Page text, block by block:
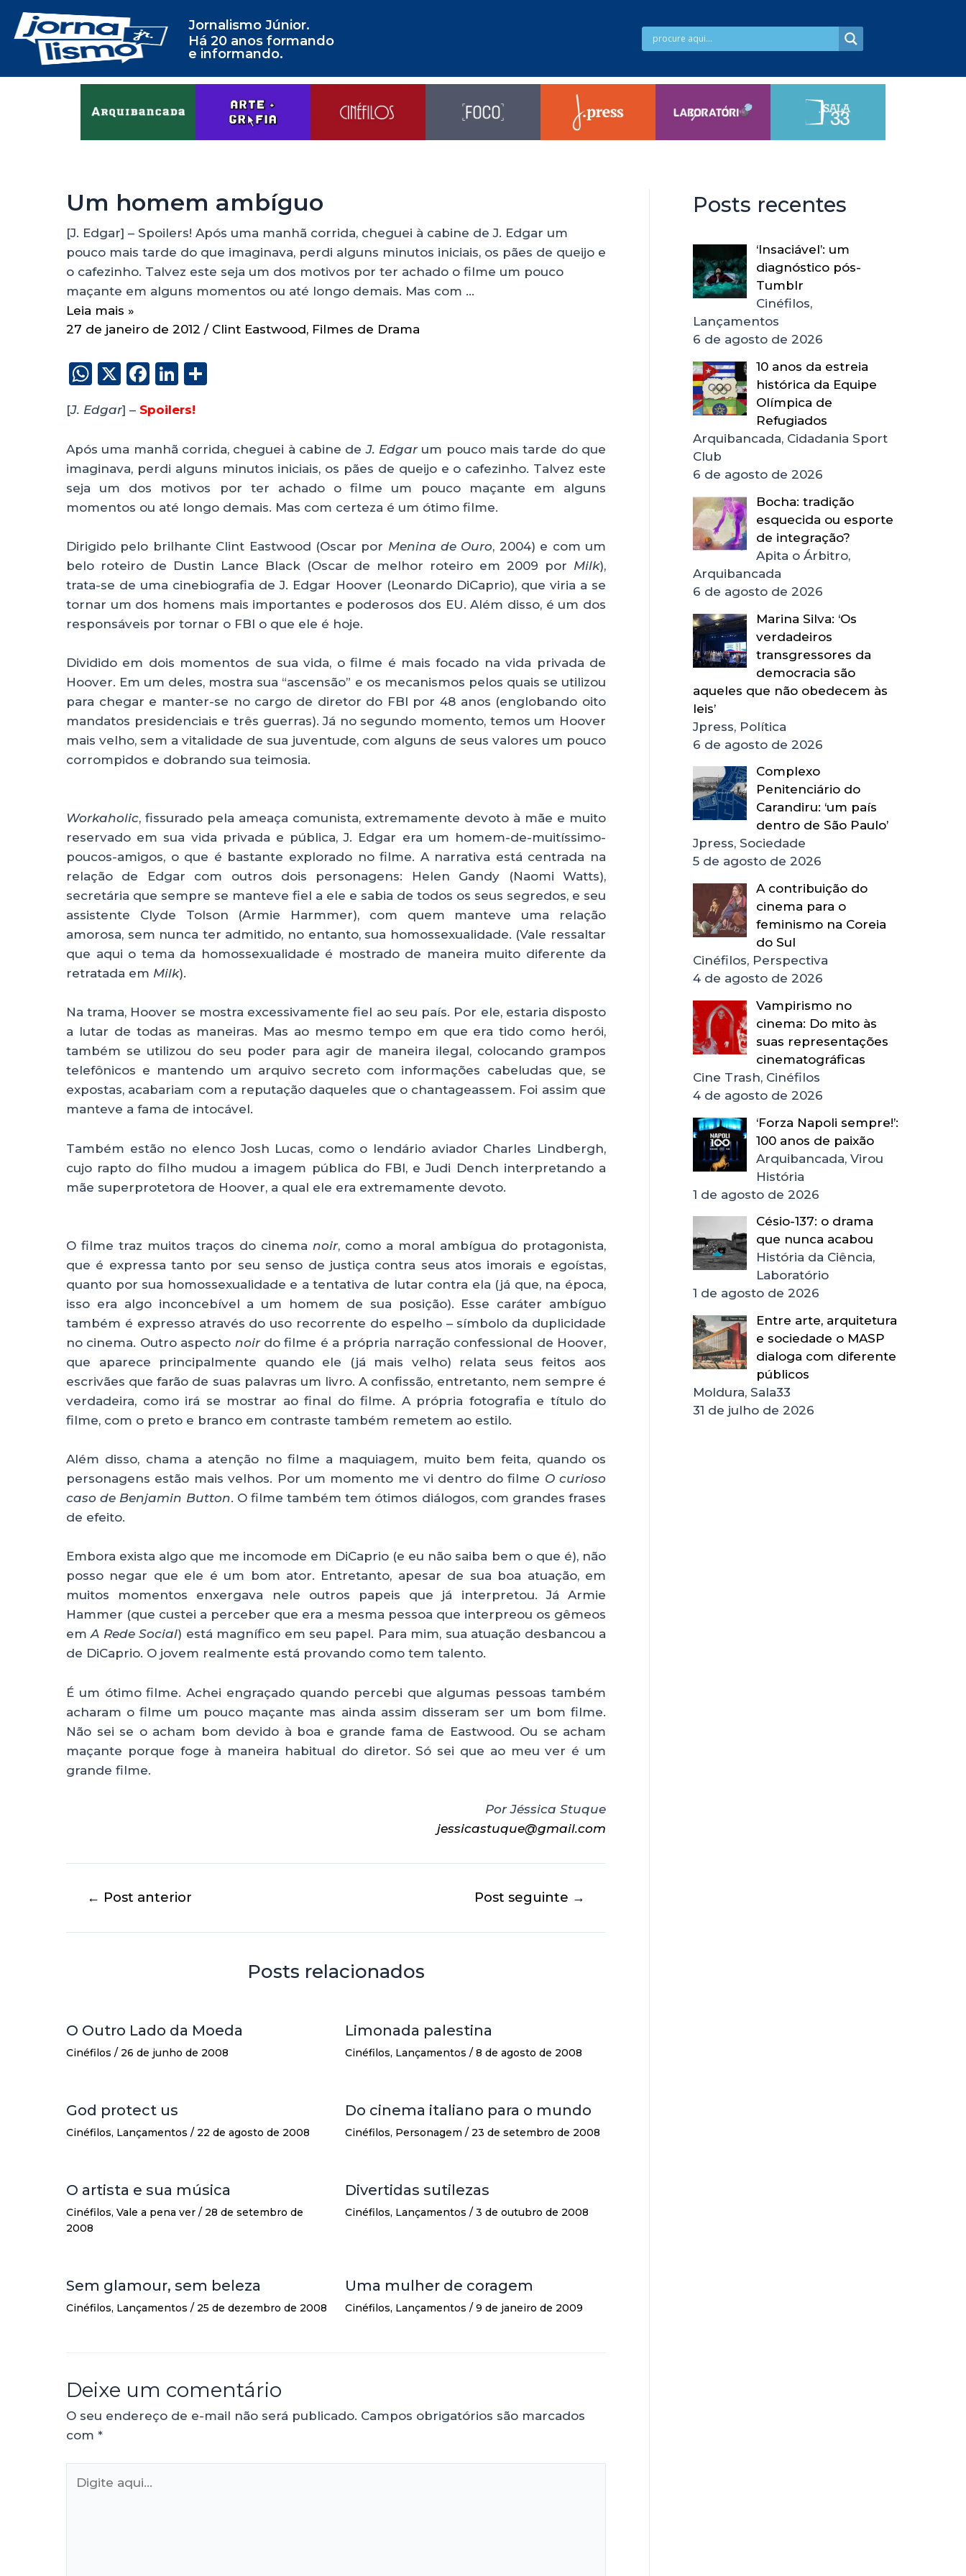
Jornalismo Júnior.
Há 20 anos formando
e informando.
Um homem ambíguo
[J. Edgar] – Spoilers! Após uma manhã corrida, cheguei à cabine de J. Edgar um
pouco mais tarde do que imaginava, perdi alguns minutos iniciais, os pães de queijo e
o cafezinho. Talvez este seja um dos motivos por ter achado o filme um pouco
maçante em alguns momentos ou até longo demais. Mas com …
Leia mais »
27 de janeiro de 2012 / Clint Eastwood, Filmes de Drama
W
a
ts
A
p
p
X
F
c
e
b
o
o
k
Li
k
e
dI
n
re
[J. Edgar] – Spoilers!
Após uma manhã corrida, cheguei à cabine deJ. Edgarum pouco mais tarde do que
imaginava, perdi alguns minutos iniciais, os pães de queijo e o cafezinho. Talvez este
seja um dos motivos por ter achado o filme um pouco maçante em alguns
momentos ou até longo demais. Mas com certeza é um ótimo filme.
Dirigido pelo brilhante Clint Eastwood (Oscar por Menina de Ouro, 2004) e com um
belo roteiro de Dustin Lance Black (Oscar de melhor roteiro em 2009 por Milk),
trata-se de uma cinebiografia de J. Edgar Hoover (Leonardo DiCaprio), que viria a se
tornar um dos homens mais importantes e poderosos dos EU. Além disso, é um dos
responsáveis por tornar o FBI o que ele é hoje.
Dividido em dois momentos de sua vida, o filme é mais focado na vida privada de
Hoover. Em um deles, mostra sua “ascensão” e os mecanismos pelos quais se utilizou
para chegar e manter-se no cargo de diretor do FBI por 48 anos (englobando oito
mandatos presidenciais e três guerras). Já no segundo momento, temos um Hoover
mais velho, sem a vitalidade de sua juventude, com alguns de seus valores um pouco
corrompidos e dobrando sua teimosia.
Workaholic, fissurado pela ameaça comunista, extremamente devoto à mãe e muito
reservado em sua vida privada e pública, J. Edgar era um homem-de-muitíssimo-
poucos-amigos, o que é bastante explorado no filme. A narrativa está centrada na
relação de Edgar com outros dois personagens: Helen Gandy (Naomi Watts),
secretária que sempre se manteve fiel a ele e sabia de todos os seus segredos, e seu
assistente Clyde Tolson (Armie Harmmer), com quem manteve uma relação
amorosa, sem nunca ter admitido, no entanto, sua homossexualidade. (Vale ressaltar
que aqui o tema da homossexualidade é mostrado de maneira muito diferente da
retratada em Milk).
Na trama, Hoover se mostra excessivamente fiel ao seu país. Por ele, estaria disposto
a lutar de todas as maneiras. Mas ao mesmo tempo em que era tido como herói,
também se utilizou do seu poder para agir de maneira ilegal, colocando grampos
telefônicos e mantendo um arquivo secreto com informações cabeludas que, se
expostas, acabariam com a reputação daqueles que o chantageassem. Foi assim que
manteve a fama de intocável.
Também estão no elenco Josh Lucas, como o lendário aviador Charles Lindbergh,
cujo rapto do filho mudou a imagem pública do FBI, e Judi Dench interpretando a
mãe superprotetora de Hoover, a qual ele era extremamente devoto.
O filme traz muitos traços do cinema noir, como a moral ambígua do protagonista,
que é expressa tanto por seu senso de justiça contra seus atos imorais e egoístas,
quanto por sua homossexualidade e a tentativa de lutar contra ela (já que, na época,
isso era algo inconcebível a um homem de sua posição). Esse caráter ambíguo
também é expresso através do uso recorrente do espelho – símbolo da duplicidade
no cinema. Outro aspecto noirdo filme é a própria narração confessional de Hoover,
que aparece principalmente quando ele (já mais velho) relata seus feitos aos
escrivães que farão de suas palavras um livro. A confissão, entretanto, nem sempre é
verdadeira, como irá se mostrar ao final do filme. A própria fotografia e título do
filme, com o preto e branco em contraste também remetem ao estilo.
Além disso, chama a atenção no filme a maquiagem, muito bem feita, quando os
personagens estão mais velhos. Por um momento me vi dentro do filme O curioso
caso de Benjamin Button. O filme também tem ótimos diálogos, com grandes frases
de efeito.
Embora exista algo que me incomode em DiCaprio (e eu não saiba bem o que é), não
posso negar que ele é um bom ator. Entretanto, apesar de sua boa atuação, em
muitos momentos enxergava nele outros papeis que já interpretou. Já Armie
Hammer (que custei a perceber que era a mesma pessoa que interpreou os gêmeos
emA Rede Social) está magnífico em seu papel. Para mim, sua atuação desbancou a
de DiCaprio. O jovem realmente está provando como tem talento.
É um ótimo filme. Achei engraçado quando percebi que algumas pessoas também
acharam o filme um pouco maçante mas ainda assim disseram ser um bom filme.
Não sei se o acham bom devido à boa e grande fama de Eastwood. Ou se acham
maçante porque foge à maneira habitual do diretor. Só sei que ao meu ver é um
grande filme.
Por Jéssica Stuque
jessicastuque@gmail.com
← Post anterior Post seguinte →
Posts relacionados
O Outro Lado da Moeda
Cinéfilos / 26 de junho de 2008
Limonada palestina
Cinéfilos, Lançamentos / 8 de agosto de 2008
God protect us
Cinéfilos, Lançamentos / 22 de agosto de 2008
Do cinema italiano para o mundo
Cinéfilos, Personagem / 23 de setembro de 2008
O artista e sua música
Cinéfilos, Vale a pena ver / 28 de setembro de
2008
Divertidas sutilezas
Cinéfilos, Lançamentos / 3 de outubro de 2008
Sem glamour, sem beleza
Cinéfilos, Lançamentos / 25 de dezembro de 2008
Uma mulher de coragem
Cinéfilos, Lançamentos / 9 de janeiro de 2009
Deixe um comentário
O seu endereço de e-mail não será publicado. Campos obrigatórios são marcados
com *
Posts recentes
‘Insaciável’: um
diagnóstico pós-
Tumblr
Cinéfilos,
Lançamentos
6 de agosto de 2026
10 anos da estreia
histórica da Equipe
Olímpica de
Refugiados
Arquibancada, Cidadania Sport
Club
6 de agosto de 2026
Bocha: tradição
esquecida ou esporte
de integração?
Apita o Árbitro,
Arquibancada
6 de agosto de 2026
Marina Silva: ‘Os
verdadeiros
transgressores da
democracia são
aqueles que não obedecem às
leis’
Jpress, Política
6 de agosto de 2026
Complexo
Penitenciário do
Carandiru: ‘um país
dentro de São Paulo’
Jpress, Sociedade
5 de agosto de 2026
A contribuição do
cinema para o
feminismo na Coreia
do Sul
Cinéfilos, Perspectiva
4 de agosto de 2026
Vampirismo no
cinema: Do mito às
suas representações
cinematográficas
Cine Trash, Cinéfilos
4 de agosto de 2026
‘Forza Napoli sempre!’:
100 anos de paixão
Arquibancada, Virou
História
1 de agosto de 2026
Césio-137: o drama
que nunca acabou
História da Ciência,
Laboratório
1 de agosto de 2026
Entre arte, arquitetura
e sociedade o MASP
dialoga com diferente
públicos
Moldura, Sala33
31 de julho de 2026